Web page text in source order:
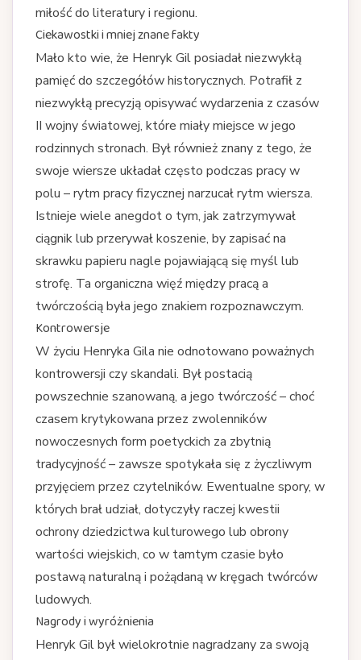
miłość do literatury i regionu.
Ciekawostki i mniej znane fakty
Mało kto wie, że Henryk Gil posiadał niezwykłą
pamięć do szczegółów historycznych. Potrafił z
niezwykłą precyzją opisywać wydarzenia z czasów
II wojny światowej, które miały miejsce w jego
rodzinnych stronach. Był również znany z tego, że
swoje wiersze układał często podczas pracy w
polu – rytm pracy fizycznej narzucał rytm wiersza.
Istnieje wiele anegdot o tym, jak zatrzymywał
ciągnik lub przerywał koszenie, by zapisać na
skrawku papieru nagle pojawiającą się myśl lub
strofę. Ta organiczna więź między pracą a
twórczością była jego znakiem rozpoznawczym.
Kontrowersje
W życiu Henryka Gila nie odnotowano poważnych
kontrowersji czy skandali. Był postacią
powszechnie szanowaną, a jego twórczość – choć
czasem krytykowana przez zwolenników
nowoczesnych form poetyckich za zbytnią
tradycyjność – zawsze spotykała się z życzliwym
przyjęciem przez czytelników. Ewentualne spory, w
których brał udział, dotyczyły raczej kwestii
ochrony dziedzictwa kulturowego lub obrony
wartości wiejskich, co w tamtym czasie było
postawą naturalną i pożądaną w kręgach twórców
ludowych.
Nagrody i wyróżnienia
Henryk Gil był wielokrotnie nagradzany za swoją